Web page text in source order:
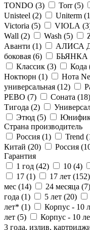
TONDO (3) Torr (5)
Unisteel (2) Uniterm (1
Victoria (5) VIOLA (3
Wall (2) Wash (5)
Аванти (1) АЛИСА
боковая (6) БЬЯНКА
Классик (3) Кода
Ноктюрн (1) Нота
универсальная (12)
РЕВО (7) Соната (18)
Тигода (2)
Этюд (5)
Страна производитель
Россия (1) Trend (
Китай (20) Россия (
Гарантия
1 год (42) 10 (4)
17 (1) 17 лет (152)
мес (14) 24 месяца (7)
года (1) 5 лет (20)
лет* (1)
Корпус - 10
лет (5)
Корпус - 10
3 года, излив,